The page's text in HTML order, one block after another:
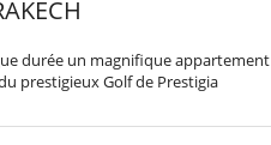
durée un magnifique appartement
prestigieux Golf de Prestigia